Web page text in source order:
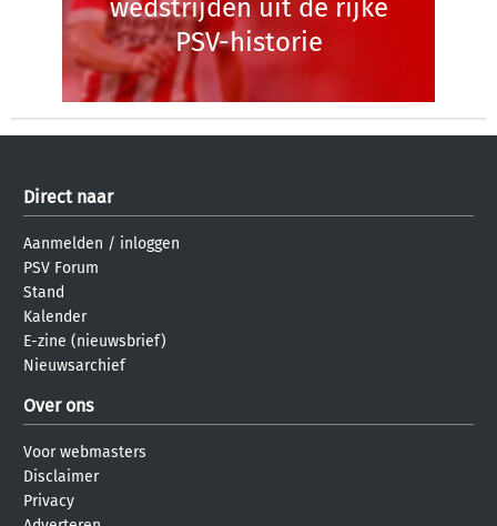
wedstrijden uit de rijke
PSV-historie
Direct naar
Aanmelden / inloggen
PSV Forum
Stand
Kalender
E-zine (nieuwsbrief)
Nieuwsarchief
Over ons
Voor webmasters
Disclaimer
Privacy